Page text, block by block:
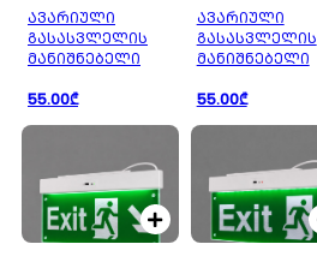
ᲐᲕᲐᲠᲘᲣᲚᲘ
ᲒᲐᲡᲐᲡᲕᲚᲔᲚᲘᲡ
ᲛᲐᲜᲘᲨᲜᲔᲑᲔᲚᲘ
55.00₾
ᲐᲕᲐᲠᲘᲣᲚᲘ
ᲒᲐᲡᲐᲡᲕᲚᲔᲚᲘᲡ
ᲛᲐᲜᲘᲨᲜᲔᲑᲔᲚᲘ
55.00₾